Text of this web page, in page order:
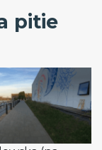
pitie